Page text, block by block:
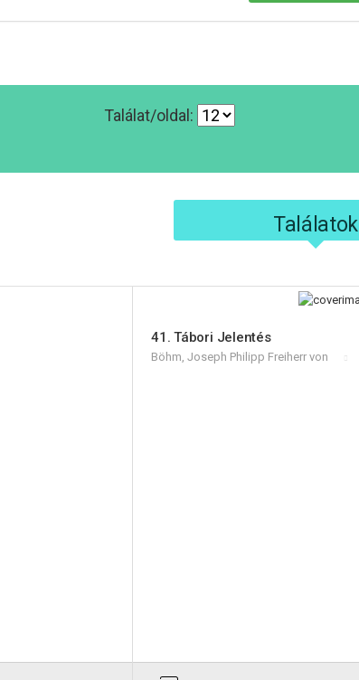
Találat/oldal:
Találatok
41. Tábori Jelentés
Böhm, Joseph Philipp Freiherr von